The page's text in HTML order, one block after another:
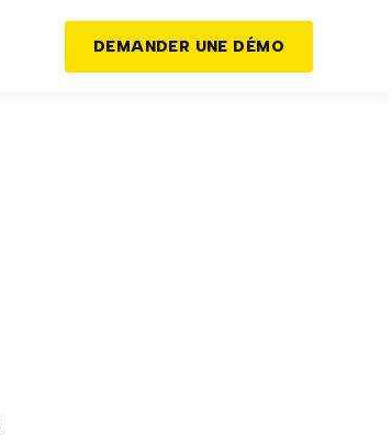
DEMANDER UNE DÉMO